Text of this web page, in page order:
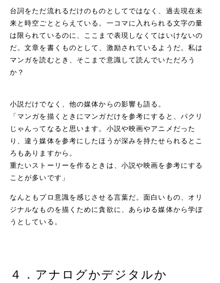
台詞をただ流れるだけのものとしてではなく、過去現在未
来と時空ごととらえている。一コマに入れられる文字の量
は限られているのに、ここまで表現しなくてはいけないの
だ。文章を書くものとして、激励されているようだ。私は
マンガを読むとき、そこまで意識して読んでいただろう
か？
小説だけでなく、他の媒体からの影響も語る。
「マンガを描くときにマンガだけを参考にすると、パクリ
じゃんってなると思います。小説や映画やアニメだった
り、違う媒体を参考にしたほうが深みを持たせられるとこ
ろもありますから。
重たいストーリーを作るときは、小説や映画を参考にする
ことが多いです」
なんともプロ意識を感じさせる言葉だ。面白いもの、オリ
ジナルなものを描くために貪欲に、あらゆる媒体から学ぼ
うとしている。
４．アナログかデジタルか